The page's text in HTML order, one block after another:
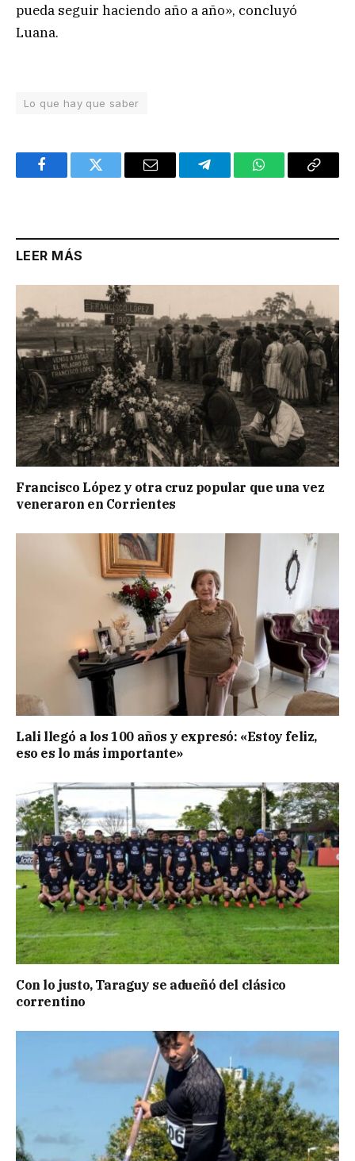
pueda seguir haciendo año a año», concluyó
Luana.
Lo que hay que saber
FacebookTwitter Email TelegramWhatsAppCopy
LEER MÁS
Francisco López y otra cruz popular que una vez
veneraron en Corrientes
Lali llegó a los 100 años y expresó: «Estoy feliz,
eso es lo más importante»
Con lo justo, Taraguy se adueñó del clásico
correntino